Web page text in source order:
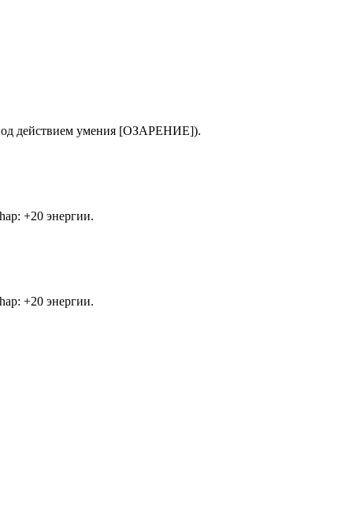
действием умения [ОЗАРЕНИЕ]).
: +20 энергии.
: +20 энергии.